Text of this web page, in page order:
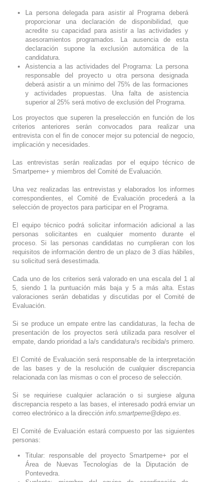
La persona delegada para asistir al Programa deberá
proporcionar una declaración de disponibilidad, que
acredite su capacidad para asistir a las actividades y
asesoramientos programados. La ausencia de esta
declaración supone la exclusión automática de la
candidatura.
Asistencia a las actividades del Programa: La persona
responsable del proyecto u otra persona designada
deberá asistir a un mínimo del 75% de las formaciones
y actividades propuestas. Una falta de asistencia
superior al 25% será motivo de exclusión del Programa.
Los proyectos que superen la preselección en función de los
criterios anteriores serán convocados para realizar una
entrevista con el fin de conocer mejor su potencial de negocio,
implicación y necesidades.
Las entrevistas serán realizadas por el equipo técnico de
Smartpeme+ y miembros del Comité de Evaluación.
Una vez realizadas las entrevistas y elaborados los informes
correspondientes, el Comité de Evaluación procederá a la
selección de proyectos para participar en el Programa.
El equipo técnico podrá solicitar información adicional a las
personas solicitantes en cualquier momento durante el
proceso. Si las personas candidatas no cumplieran con los
requisitos de información dentro de un plazo de 3 días hábiles,
su solicitud será desestimada.
Cada uno de los criterios será valorado en una escala del 1 al
5, siendo 1 la puntuación más baja y 5 a más alta. Estas
valoraciones serán debatidas y discutidas por el Comité de
Evaluación.
Si se produce un empate entre las candidaturas, la fecha de
presentación de los proyectos será utilizada para resolver el
empate, dando prioridad a la/s candidatura/s recibida/s primero.
El Comité de Evaluación será responsable de la interpretación
de las bases y de la resolución de cualquier discrepancia
relacionada con las mismas o con el proceso de selección.
Si se requiriese cualquier aclaración o si surgiese alguna
discrepancia respeto a las bases, el interesado podrá enviar un
correo electrónico a la dirección info.smartpeme@depo.es.
El Comité de Evaluación estará compuesto por las siguientes
personas:
Titular: responsable del proyecto Smartpeme+ por el
Área de Nuevas Tecnologías de la Diputación de
Pontevedra.